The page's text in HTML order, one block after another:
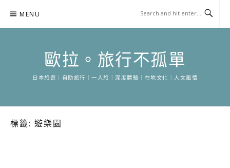
content
MENU
歐拉。旅行不孤單
日本旅遊｜自助旅行｜一人旅｜深度體驗｜在地文化｜人文風情
標籤: 遊樂園